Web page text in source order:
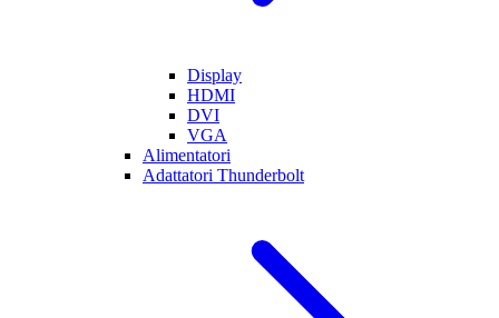
Display
HDMI
DVI
VGA
Alimentatori
Adattatori Thunderbolt